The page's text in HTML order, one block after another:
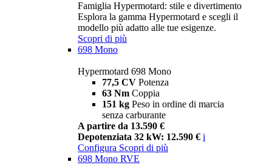
Famiglia Hypermotard: stile e divertimento
Esplora la gamma Hypermotard e scegli il
modello più adatto alle tue esigenze.
Scopri di più
698 Mono
Hypermotard 698 Mono
77,5 CV Potenza
63 Nm Coppia
151 kg Peso in ordine di marcia
senza carburante
A partire da 13.590 €
Depotenziata 32 kW: 12.590 € i
Configura Scopri di più
698 Mono RVE